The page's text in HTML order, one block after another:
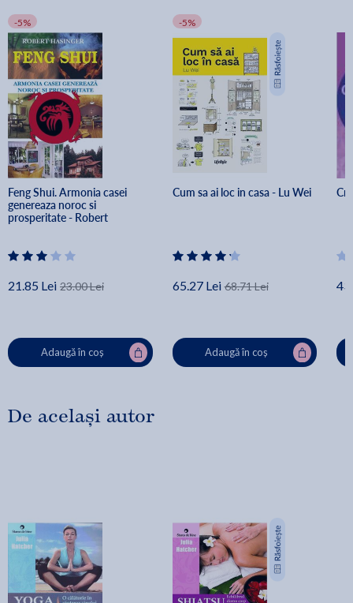
-5%
Feng Shui. Armonia casei
genereaza noroc si
prosperitate - Robert
21.85 Lei 23.00 Lei
Adaugă în coș
-5%
Cum sa ai loc in casa - Lu Wei
65.27 Lei 68.71 Lei
Adaugă în coș
De același autor